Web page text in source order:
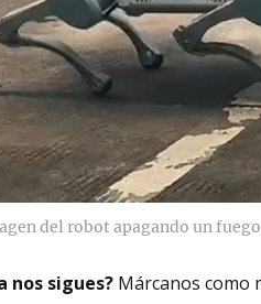
del robot apagando un
nos sigues? Márcanos como